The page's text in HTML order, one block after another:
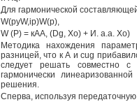
Для гармонической
W(pyW,ip)W(p),
W (Р) = кАА, (Dg, Хо) + И. а.а. Хо)
Методика нахождения
разницей, что к А и cug
следует решать совместно с
гармонически
решения.
Сперва, используя